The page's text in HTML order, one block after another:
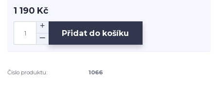
1 190 Kč
Přidat do košíku
Číslo produktu: 1066